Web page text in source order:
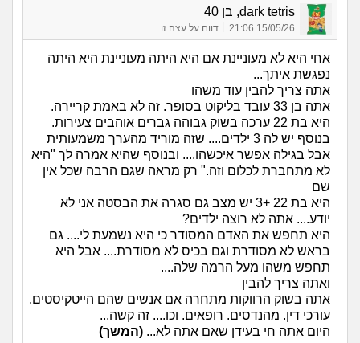
dark tetris, בן 40
15/05/26 21:06
| דווח על עצה זו
אחי היא לא מעוניינת אם היא היתה מעוניינת היא היתה
נפגשת איתך...
אתה צריך להבין עוד משהו
אתה בן 33 עובד בליקוט בסופר. זה לא באמת קריירה.
היא בת 22 ערכה בשוק גבוהה גברים אוהבים צעירות.
בנוסף יש לה 3 ילדים.... שזה מוריד מהערך משמעותית
אבל בגילה אפשר איכשהו.... ובנוסף שהיא אמרה לך "היא
לא מתחברת לכלום וזה." רק מראה שגם הרבה שכל אין
שם
היא בת 22 +3 יש מצב גם סגרה את הבסטה אני לא
יודע.... אתה לא רוצה ילדים?
היא תחפש את האדם המסודר כי היא נשמעת לי.... גם
בראש לא מסודרת וגם בכיס לא מסודרת.... אבל היא
תחפש משהו מעל הרמה שלה....
ואתה צריך להבין
אתה בשוק הרווקות מתחרה אם אנשים שהם הייטקיסטים.
עורכי דין. מהנדסים. רופאים. וכו.... זה קשה...
היום אתה חי בעידן שאם אתה לא... (המשך)